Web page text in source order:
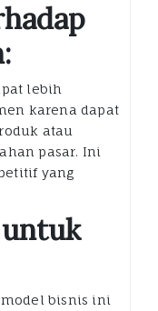
lebih
karena dapat
atau
pasar. Ini
yang
untuk
bisnis ini